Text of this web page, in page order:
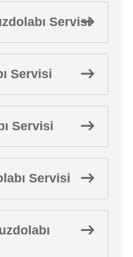
Servisi
Servisi
Servisi
Servisi